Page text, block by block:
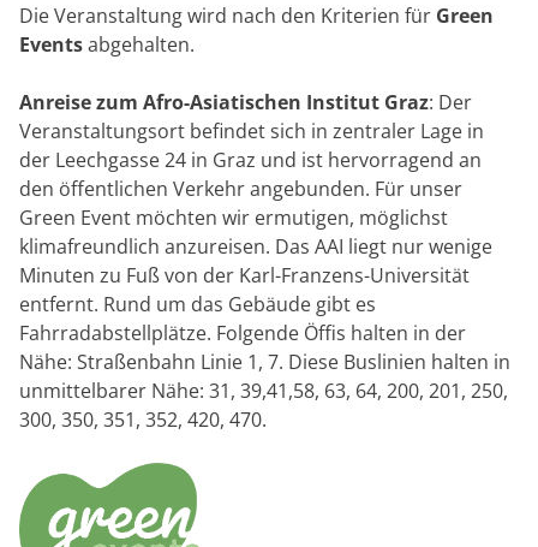
Die Veranstaltung wird nach den Kriterien für Green
Eventsabgehalten.
Anreise zum Afro-Asiatischen Institut Graz: Der
Veranstaltungsort befindet sich in zentraler Lage in
der Leechgasse 24 in Graz und ist hervorragend an
den öffentlichen Verkehr angebunden. Für unser
Green Event möchten wir ermutigen, möglichst
klimafreundlich anzureisen. Das AAI liegt nur wenige
Minuten zu Fuß von der Karl-Franzens-Universität
entfernt. Rund um das Gebäude gibt es
Fahrradabstellplätze. Folgende Öffis halten in der
Nähe: Straßenbahn Linie 1, 7. Diese Buslinien halten in
unmittelbarer Nähe: 31, 39,41,58, 63, 64, 200, 201, 250,
300, 350, 351, 352, 420, 470.